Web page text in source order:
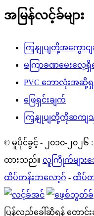
အမြန်လင့်ခ်များ
ကြှနျုပျတို့အကွောငျ
မကြာခဏမေးလေ့ရှိသ
PVC ဘောလုံးအဆို့
ဖြေရှင်းချက်
ကြှနျုပျတို့ကိုဆကျ
© မူပိုင်ခွင့် - ၂၀၁၀-၂၀၂
ထားသည်။ လူကြိုက်များ
ထိပ်တန်းဘလော့ဂ် - ထိပ်တ
ပြန်လည်ခေါ်ဆိုရန် တောင်း